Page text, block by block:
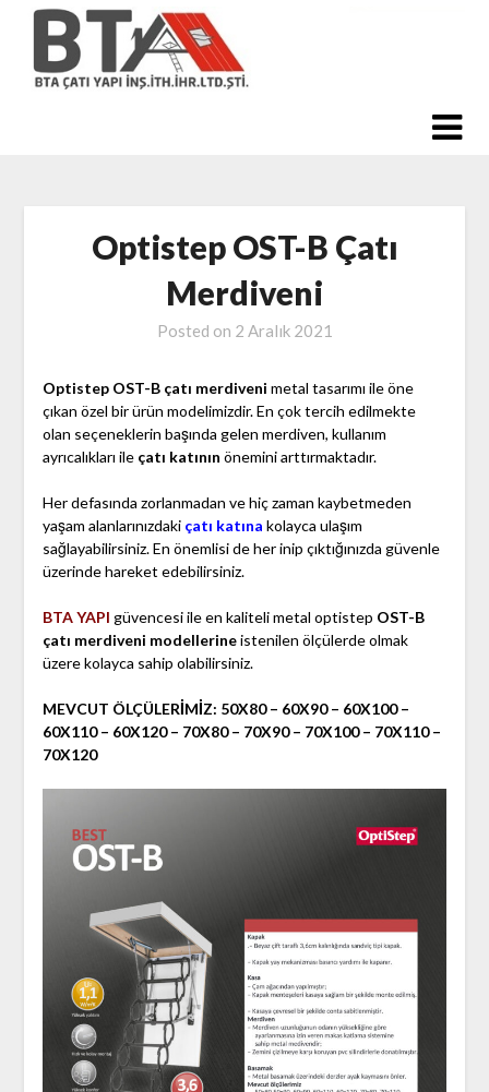
content
Optistep OST-B Çatı
Merdiveni
Posted on 2 Aralık 2021
Optistep OST-B çatı merdiveni metal tasarımı ile öne
çıkan özel bir ürün modelimizdir. En çok tercih edilmekte
olan seçeneklerin başında gelen merdiven, kullanım
ayrıcalıkları ile çatı katının önemini arttırmaktadır.
Her defasında zorlanmadan ve hiç zaman kaybetmeden
yaşam alanlarınızdaki çatı katına kolayca ulaşım
sağlayabilirsiniz. En önemlisi de her inip çıktığınızda güvenle
üzerinde hareket edebilirsiniz.
BTA YAPI güvencesi ile en kaliteli metal optistep OST-B
çatı merdiveni modellerineistenilen ölçülerde olmak
üzere kolayca sahip olabilirsiniz.
MEVCUT ÖLÇÜLERİMİZ: 50X80 – 60X90 – 60X100 –
60X110 – 60X120 – 70X80 – 70X90 – 70X100 – 70X110 –
70X120